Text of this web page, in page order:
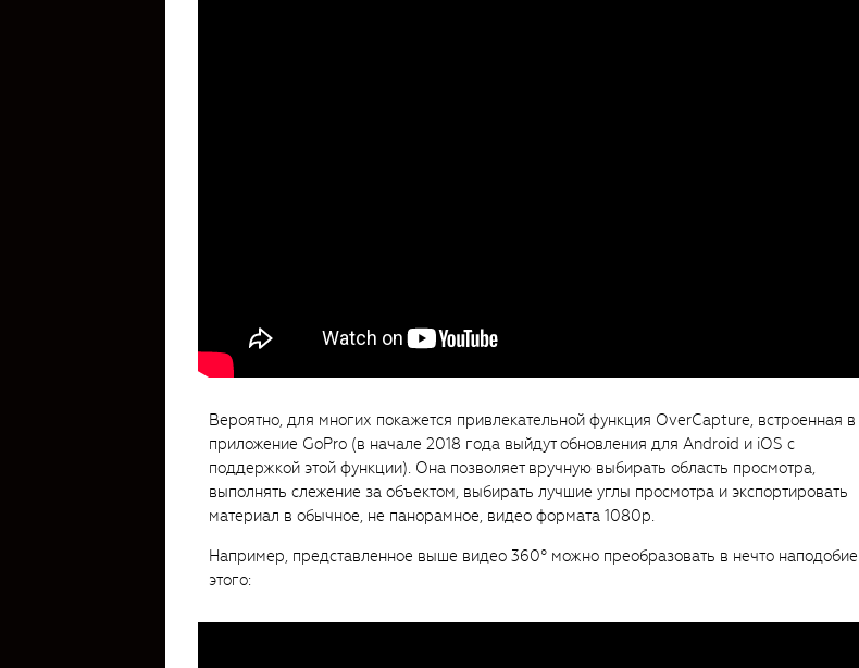
Вероятно, для многих покажется привлекательной функция OverCapture, встроенная в
приложение GoPro (в начале 2018 года выйдут обновления для Android и iOS с
поддержкой этой функции). Она позволяет вручную выбирать область просмотра,
выполнять слежение за объектом, выбирать лучшие углы просмотра и экспортировать
материал в обычное, не панорамное, видео формата 1080p.
Например, представленное выше видео 360° можно преобразовать в нечто наподобие
этого: